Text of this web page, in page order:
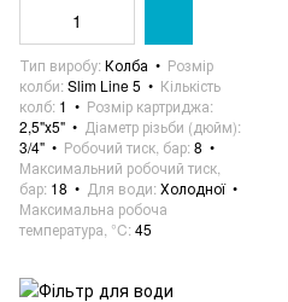
Тип виробу Колба
Розмір
колби Slim Line 5
Кількість
колб 1
Розмір картриджа
2,5"х5"
Діаметр різьби (дюйм)
3/4"
Робочий тиск, бар 8
Максимальний робочий тиск,
бар 18 Для води Холодної
Максимальна робоча
температура, °C 45